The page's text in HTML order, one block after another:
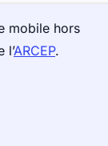
mobile hors
l’ARCEP.